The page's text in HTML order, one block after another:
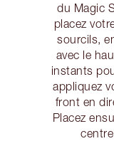
du Magic
placez
sourcils,
avec le
instants
appliquez
front en
Placez